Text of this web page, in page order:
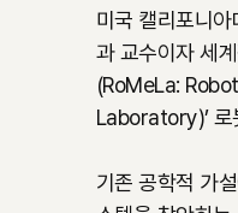
미국 캘리포니
과 교수이자 세
(RoMeLa:
Laboratory)’
기존 공학적 가